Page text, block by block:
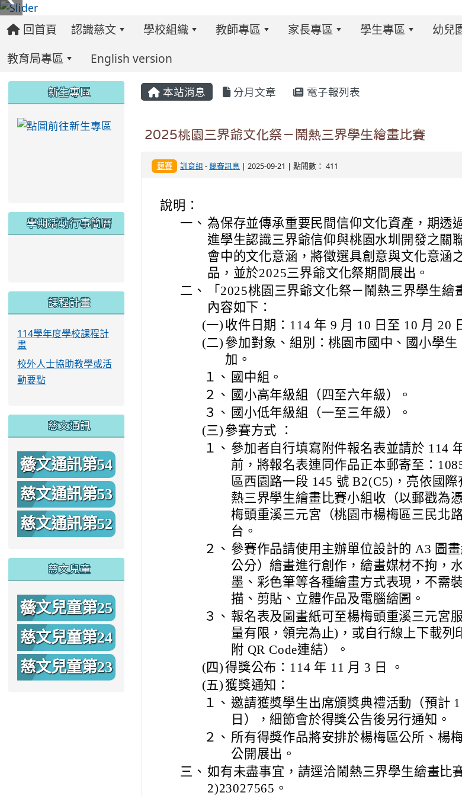
回首頁 認識慈文 學校組織 教師專區 家長專區 學生專區 幼兒
教育局專區
English version
本站消息 分月文章 電子報列表
2025桃園三界爺文化祭－鬧熱三界學生繪畫比賽
競賽 訓育組 競賽訊息 | 2025-09-21 | 點閱數： 411
說明：
一、
為保存並傳承重要民間信仰文化資產，期透
進學生認識三界爺信仰與桃園水圳開發之關
會中的文化意涵，將徵選具創意與文化意涵
品，並於2025三界爺文化祭期間展出。
二、
「2025桃園三界爺文化祭－鬧熱三界學生繪
內容如下：
(一) 收件日期：114 年 9 月 10 日至 10 月 20
(二) 參加對象、組別：桃園市國中、國小學生
加。
１、
國中組。
２、
國小高年級組（四至六年級）。
３、
國小低年級組（一至三年級）。
(三) 參賽方式 ：
１、
參加者自行填寫附件報名表並請於 114
前，將報名表連同作品正本郵寄至：
區西園路一段 145 號 B2(C5)，亮依國際
熱三界學生繪畫比賽小組收（以郵戳為
梅頭重溪三元宮（桃園市楊梅區三民北
台。
２、
參賽作品請使用主辦單位設計的 A3 圖
公分）繪畫進行創作，繪畫媒材不拘，
墨、彩色筆等各種繪畫方式表現，不需
描、剪貼、立體作品及電腦繪圖。
３、
報名表及圖畫紙可至楊梅頭重溪三元宮
量有限，領完為止)，或自行線上下載列
附 QR Code連結）。
(四) 得獎公布：114 年 11 月 3 日 。
(五) 獲獎通知：
１、
邀請獲獎學生出席頒獎典禮活動（預計
日），細節會於得獎公告後另行通知。
２、
所有得獎作品將安排於楊梅區公所、楊
公開展出。
三、 如有未盡事宜，請逕洽鬧熱三界學生繪畫比
2)23027565。
::: 新生專區
學期活動行事簡曆
link to https://www.twes.tyc.edu.tw/uploads/tad_blocks/image/113-
link to https://www.twes.tyc.edu.tw/uploads/tad_blocks/image/114-
課程計畫
114學年度學校課程計
畫
校外人士協助教學或活
動要點
慈文通訊
慈文通訊第54
期
慈文通訊第53
期
慈文通訊第52
慈文兒童
慈文兒童第25
期
慈文兒童第24
期
慈文兒童第23